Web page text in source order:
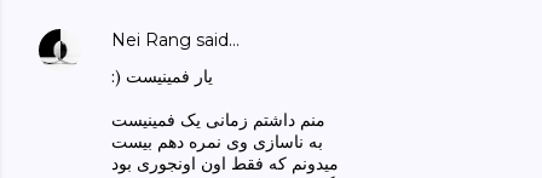
Nei Rang said…
:) یار فمینیست
منم داشتم زمانی یک فمینیست
به ناسازی وی نمره دهم بیست
میدونم که فقط اون اونجوری بود